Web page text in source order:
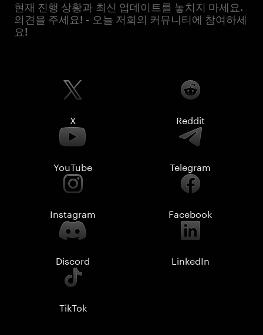
현재 진행 상황과 최신 업데이트를 놓치지 마세요.
의견을 주세요! - 오늘 저희의 커뮤니티에 참여하세
요!
X Reddit
YouTube Telegram
Instagram Facebook
Discord LinkedIn
TikTok